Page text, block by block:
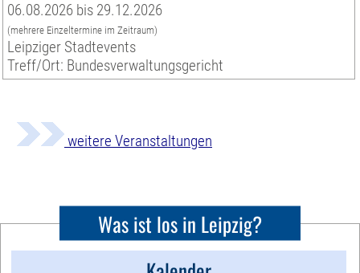
06.08.2026 bis 29.12.2026
(mehrere Einzeltermine im Zeitraum)
Leipziger Stadtevents
Treff/Ort: Bundesverwaltungsgericht
weitere Veranstaltungen
Was ist los in Leipzig?